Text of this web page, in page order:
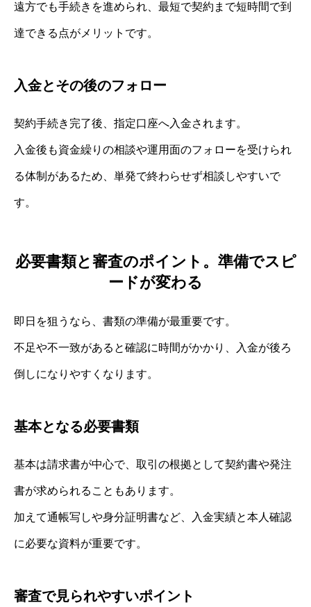
遠方でも手続きを進められ、最短で契約まで短時間で到
達できる点がメリットです。
入金とその後のフォロー
契約手続き完了後、指定口座へ入金されます。
入金後も資金繰りの相談や運用面のフォローを受けられ
る体制があるため、単発で終わらせず相談しやすいで
す。
必要書類と審査のポイント。準備でスピ
ードが変わる
即日を狙うなら、書類の準備が最重要です。
不足や不一致があると確認に時間がかかり、入金が後ろ
倒しになりやすくなります。
基本となる必要書類
基本は請求書が中心で、取引の根拠として契約書や発注
書が求められることもあります。
加えて通帳写しや身分証明書など、入金実績と本人確認
に必要な資料が重要です。
審査で見られやすいポイント